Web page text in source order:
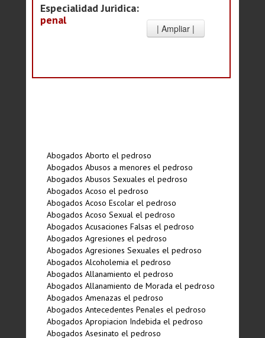
Especialidad Juridica:
penal
Abogados Aborto el pedroso
Abogados Abusos a menores el pedroso
Abogados Abusos Sexuales el pedroso
Abogados Acoso el pedroso
Abogados Acoso Escolar el pedroso
Abogados Acoso Sexual el pedroso
Abogados Acusaciones Falsas el pedroso
Abogados Agresiones el pedroso
Abogados Agresiones Sexuales el pedroso
Abogados Alcoholemia el pedroso
Abogados Allanamiento el pedroso
Abogados Allanamiento de Morada el pedroso
Abogados Amenazas el pedroso
Abogados Antecedentes Penales el pedroso
Abogados Apropiacion Indebida el pedroso
Abogados Asesinato el pedroso